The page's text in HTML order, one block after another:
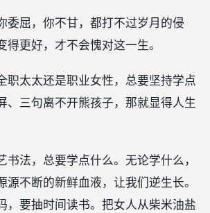
委屈，你不甘，都打不过岁月的侵
得更好，才不会愧对这一生。
职太太还是职业女性，总要坚持学点
、三句离不开熊孩子，那就显得人生
书法，总要学点什么。无论学什么，
源不断的新鲜血液，让我们逆生长。
，要抽时间读书。把女人从柴米油盐